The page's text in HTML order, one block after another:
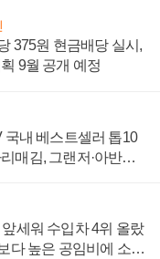
375원 현금배당 실시,
9월 공개 예정
국내 베스트셀러 톱10
매김, 그랜저·아반떼
세워 수입차 4위 올랐
다 높은 공임비에 소비